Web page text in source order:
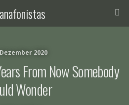
2020
From Now Somebody
Wonder